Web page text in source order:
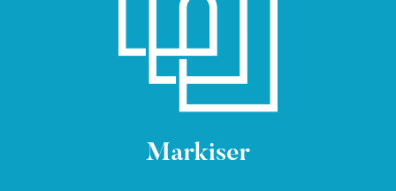
Markiser